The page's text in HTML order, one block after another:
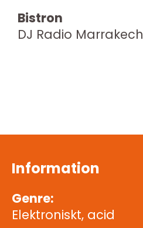
Bistron
DJ Radio Marrakech
Information
Genre:
Elektroniskt, acid